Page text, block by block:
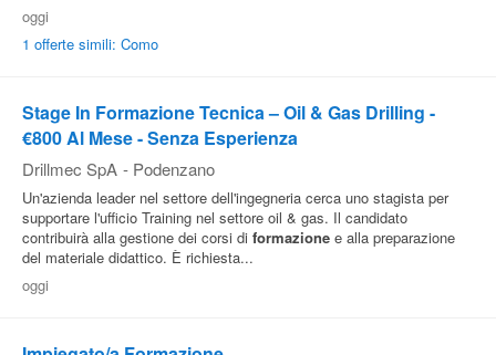
oggi
1 offerte simili: Como
Stage In Formazione Tecnica – Oil & Gas Drilling -
€800 Al Mese - Senza Esperienza
Drillmec SpA - Podenzano
Un'azienda leader nel settore dell'ingegneria cerca uno stagista per
supportare l'ufficio Training nel settore oil & gas. Il candidato
contribuirà alla gestione dei corsi di formazione e alla preparazione
del materiale didattico. È richiesta...
oggi